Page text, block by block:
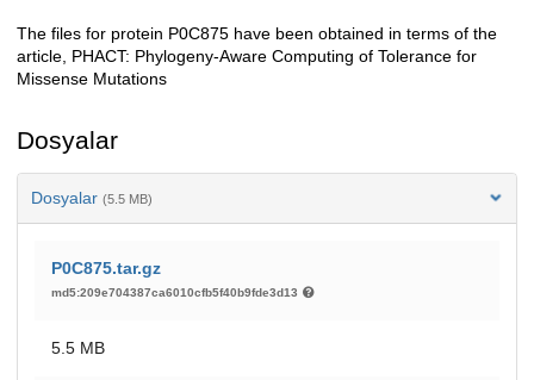
Açıklama
The files for protein P0C875 have been obtained in terms of the
article, PHACT: Phylogeny-Aware Computing of Tolerance for
Missense Mutations
Dosyalar
Dosyalar (5.5 MB)
P0C875.tar.gz
md5:209e704387ca6010cfb5f40b9fde3d13
5.5 MB